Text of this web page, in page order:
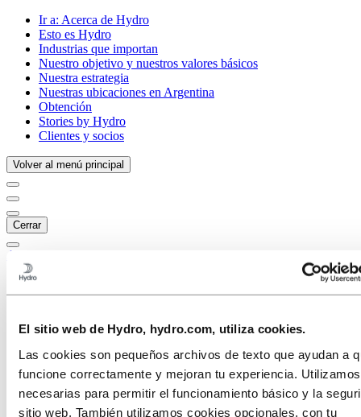
El sitio web de Hydro, hydro.com, utiliza cookies.
Las cookies son pequeños archivos de texto que ayudan a
funcione correctamente y mejoran tu experiencia.
necesarias para permitir el funcionamiento básico y la
sitio web. También utilizamos cookies opcionales, con tu
Ir a: Acerca de Hydro
Esto es Hydro
Industrias que importan
Nuestro objetivo y nuestros valores básicos
Nuestra estrategia
Nuestras ubicaciones en Argentina
Obtención
Stories by Hydro
Clientes y socios
Volver al menú principal
Cerrar
Acerca de Hydro
Industrias que importan
Nuestra estrategia
Nuestras ubicaciones en Argentina
Buenos Aires
Hydro Extrusions Argentina
Stories by Hydro
Clientes y socios